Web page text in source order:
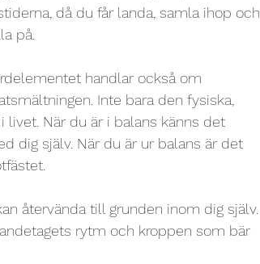
då du får landa, samla ihop och
på.
handlar också om
Inte bara den fysiska,
När du är i balans känns det
dig själv. När du är ur balans är det
återvända till grunden inom dig själv.
rytm och kroppen som bär